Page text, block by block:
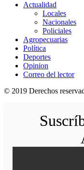
Actualidad
Locales
Nacionales
Policiales
Agropecuarias
Política
Deportes
Opinion
Correo del lector
© 2019 Derechos